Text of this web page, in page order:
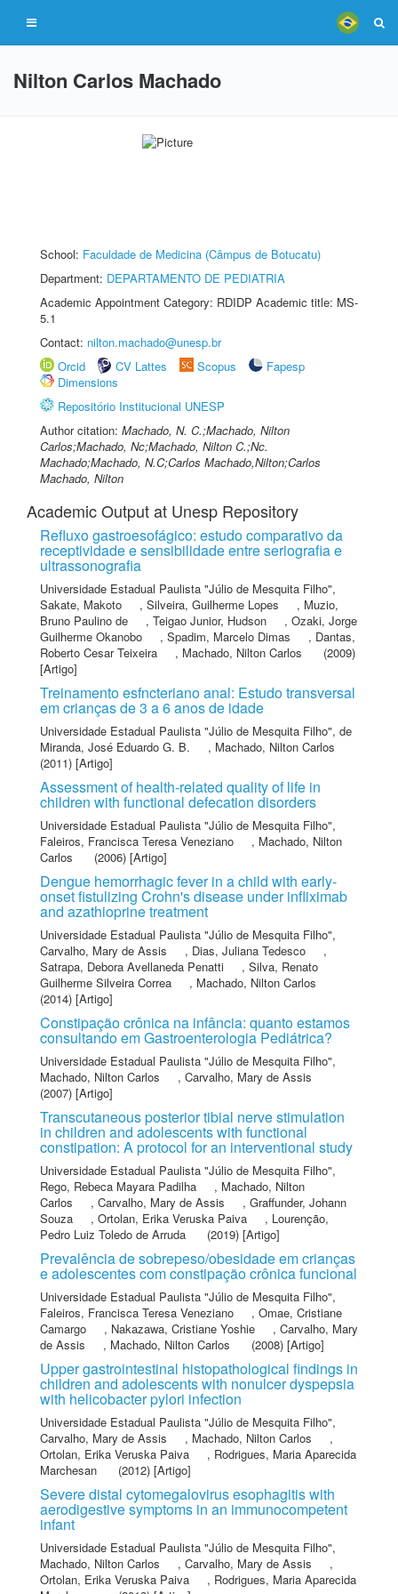
Nilton Carlos Machado
School: Faculdade de Medicina (Câmpus de Botucatu)
Department: DEPARTAMENTO DE PEDIATRIA
Academic Appointment Category: RDIDP Academic title: MS-
5.1
Contact: nilton.machado@unesp.br
Orcid
CV Lattes Scopus
Fapesp
Dimensions
Repositório Institucional UNESP
Author citation: Machado, N. C.;Machado, Nilton
Carlos;Machado, Nc;Machado, Nilton C.;Nc.
Machado;Machado, N.C;Carlos Machado,Nilton;Carlos
Machado, Nilton
Academic Output at Unesp Repository
Refluxo gastroesofágico: estudo comparativo da
receptividade e sensibilidade entre seriografia e
ultrassonografia
Universidade Estadual Paulista "Júlio de Mesquita Filho",
Sakate, Makoto
, Silveira, Guilherme Lopes , Muzio,
Bruno Paulino de
, Teigao Junior, Hudson , Ozaki, Jorge
Guilherme Okanobo
, Spadim, Marcelo Dimas , Dantas,
Roberto Cesar Teixeira
, Machado, Nilton Carlos
(2009)
[Artigo]
Treinamento esfncteriano anal: Estudo transversal
em crianças de 3 a 6 anos de idade
Universidade Estadual Paulista "Júlio de Mesquita Filho", de
Miranda, José Eduardo G. B.
, Machado, Nilton Carlos
(2011) [Artigo]
Assessment of health-related quality of life in
children with functional defecation disorders
Universidade Estadual Paulista "Júlio de Mesquita Filho",
Faleiros, Francisca Teresa Veneziano
, Machado, Nilton
Carlos
(2006) [Artigo]
Dengue hemorrhagic fever in a child with early-
onset fistulizing Crohn's disease under infliximab
and azathioprine treatment
Universidade Estadual Paulista "Júlio de Mesquita Filho",
Carvalho, Mary de Assis
, Dias, Juliana Tedesco
,
Satrapa, Debora Avellaneda Penatti
, Silva, Renato
Guilherme Silveira Correa
, Machado, Nilton Carlos
(2014) [Artigo]
Constipação crônica na infância: quanto estamos
consultando em Gastroenterologia Pediátrica?
Universidade Estadual Paulista "Júlio de Mesquita Filho",
Machado, Nilton Carlos
, Carvalho, Mary de Assis
(2007) [Artigo]
Transcutaneous posterior tibial nerve stimulation
in children and adolescents with functional
constipation: A protocol for an interventional study
Universidade Estadual Paulista "Júlio de Mesquita Filho",
Rego, Rebeca Mayara Padilha
, Machado, Nilton
Carlos
, Carvalho, Mary de Assis , Graffunder, Johann
Souza
, Ortolan, Erika Veruska Paiva , Lourenção,
Pedro Luiz Toledo de Arruda
(2019) [Artigo]
Prevalência de sobrepeso/obesidade em crianças
e adolescentes com constipação crônica funcional
Universidade Estadual Paulista "Júlio de Mesquita Filho",
Faleiros, Francisca Teresa Veneziano
, Omae, Cristiane
Camargo
, Nakazawa, Cristiane Yoshie , Carvalho, Mary
de Assis
, Machado, Nilton Carlos (2008) [Artigo]
Upper gastrointestinal histopathological findings in
children and adolescents with nonulcer dyspepsia
with helicobacter pylori infection
Universidade Estadual Paulista "Júlio de Mesquita Filho",
Carvalho, Mary de Assis
, Machado, Nilton Carlos
,
Ortolan, Erika Veruska Paiva
, Rodrigues, Maria Aparecida
Marchesan
(2012) [Artigo]
Severe distal cytomegalovirus esophagitis with
aerodigestive symptoms in an immunocompetent
infant
Universidade Estadual Paulista "Júlio de Mesquita Filho",
Machado, Nilton Carlos
, Carvalho, Mary de Assis
,
Ortolan, Erika Veruska Paiva
, Rodrigues, Maria Aparecida